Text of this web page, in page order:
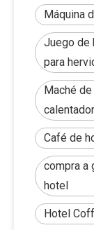
Máquina
Juego de
para
Maché
calentador
Café de
compra a
hotel
Hotel